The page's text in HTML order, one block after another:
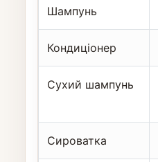
Шампунь
Кондиціонер
Сухий шампунь
Сироватка